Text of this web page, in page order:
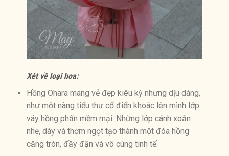
Xét về loại hoa:
Hồng Ohara mang vẻ đẹp kiêu kỳ nhưng dịu dàng,
như một nàng tiểu thư cổ điển khoác lên mình lớp
váy hồng phấn mềm mại. Những lớp cánh xoắn
nhẹ, dày và thơm ngọt tạo thành một đóa hồng
căng tròn, đầy đặn và vô cùng tinh tế.